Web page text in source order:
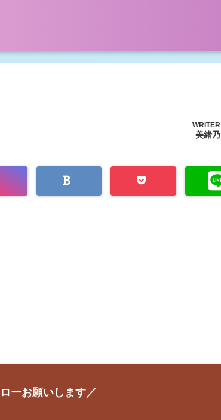
WRITER
美緒乃
ーお願いします／